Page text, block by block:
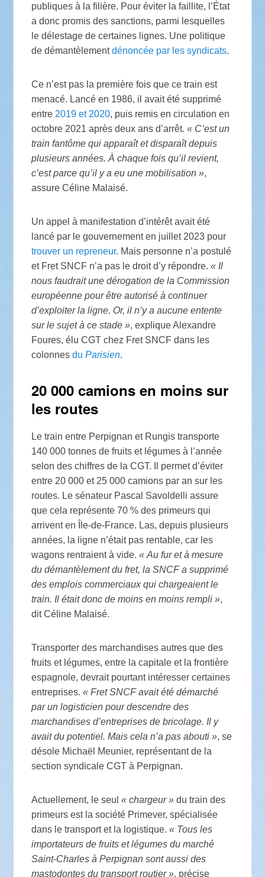
publiques à la filière. Pour éviter la faillite, l’État
a donc promis des sanctions, parmi lesquelles
le délestage de certaines lignes. Une politique
de démantèlementdénoncée par les syndicats.
Ce n’est pas la première fois que ce train est
menacé. Lancé en 1986, il avait été supprimé
entre 2019 et 2020, puis remis en circulation en
octobre 2021 après deux ans d’arrêt.« C’est un
train fantôme qui apparaît et disparaît depuis
plusieurs années. À chaque fois qu’il revient,
c’est parce qu’il y a eu une mobilisation »,
assure Céline Malaisé.
Un appel à manifestation d’intérêt avait été
lancé par le gouvernement en juillet 2023 pour
trouver un repreneur. Mais personne n’a postulé
et Fret SNCF n’a pas le droit d’y répondre.« Il
nous faudrait une dérogation de la Commission
européenne pour être autorisé à continuer
d’exploiter la ligne. Or, il n’y a aucune entente
sur le sujet à ce stade », explique Alexandre
Foures, éluCGT chez Fret SNCF dans les
colonnesduParisien.
20 000 camions en moins sur
les routes
Le train entre Perpignan et Rungis transporte
140 000 tonnes de fruits et légumes à l’année
selon des chiffres de laCGT. Il permet d’éviter
entre 20 000 et 25 000 camions par an sur les
routes. Le sénateur Pascal Savoldelli assure
que cela représente 70 % des primeurs qui
arrivent en Île-de-France. Las, depuis plusieurs
années, la ligne n’était pas rentable, car les
wagons rentraient à vide.« Au fur et à mesure
du démantèlement du fret, laSNCFa supprimé
des emplois commerciaux qui chargeaient le
train. Il était donc de moins en moins rempli »,
dit Céline Malaisé.
Transporter des marchandises autres que des
fruits et légumes, entre la capitale et la frontière
espagnole, devrait pourtant intéresser certaines
entreprises.« FretSNCFavait été démarché
par un logisticien pour descendre des
marchandises d’entreprises de bricolage. Il y
avait du potentiel. Mais cela n’a pas abouti », se
désole Michaël Meunier, représentant de la
section syndicaleCGT à Perpignan.
Actuellement, le seul« chargeur » du train des
primeurs est la société Primever, spécialisée
dans le transport et la logistique.« Tous les
importateurs de fruits et légumes du marché
Saint-Charles à Perpignan sont aussi des
mastodontes du transport routier », précise